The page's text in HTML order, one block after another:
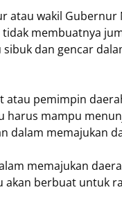
atau wakil Gubernur
membuatnya
dan gencar
atau pemimpin
mampu
memajukan
memajukan
berbuat untuk